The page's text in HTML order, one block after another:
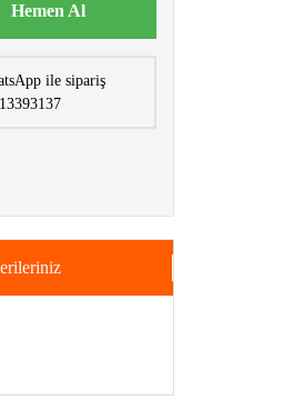
Hemen Al
ile sipariş